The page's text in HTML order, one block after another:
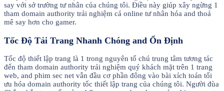
say với sở trường tư nhân của chúng tôi. Điều này giúp xây ngừng 1
tham domain authority trải nghiệm cá online tư nhân hóa and thoả
mê say hơn cho gamer.
Tốc Độ Tải Trang Nhanh Chóng and Ổn Định
Tốc độ thiết lập trang là 1 trong nguyên tố chú trung tâm tương tác
đến tham domain authority trải nghiệm quý khách mặt trên 1 trang
web, and phim sec net vẫn đầu cơ phần đông vào bài xích toán tối
ưu hóa domain authority tốc thiết lập trang của chúng tôi. Người đùa